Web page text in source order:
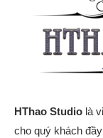
HThao Studio là
cho quý khách